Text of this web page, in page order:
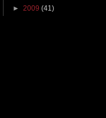
► 2009 (41)